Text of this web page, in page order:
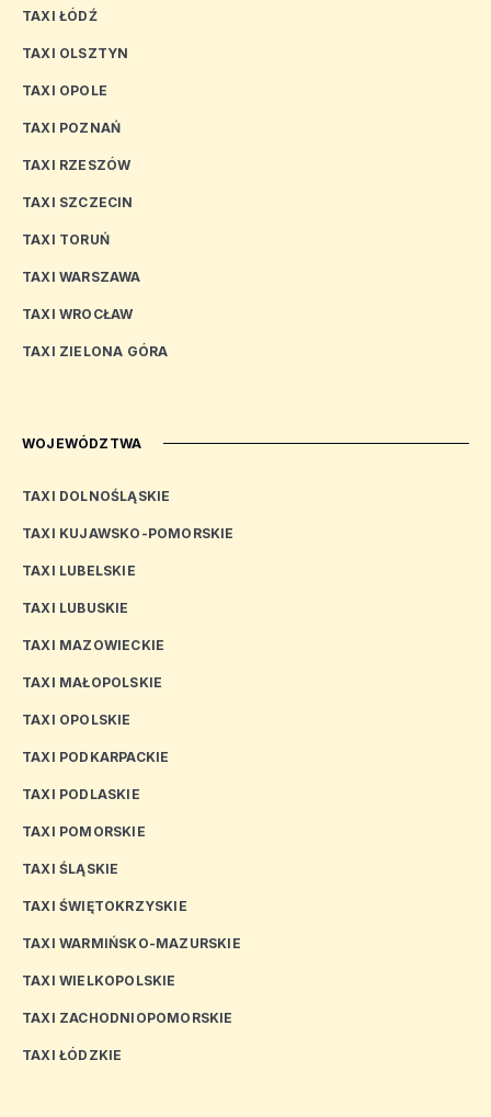
TAXI ŁÓDŹ
TAXI OLSZTYN
TAXI OPOLE
TAXI POZNAŃ
TAXI RZESZÓW
TAXI SZCZECIN
TAXI TORUŃ
TAXI WARSZAWA
TAXI WROCŁAW
TAXI ZIELONA GÓRA
WOJEWÓDZTWA
TAXI DOLNOŚLĄSKIE
TAXI KUJAWSKO-POMORSKIE
TAXI LUBELSKIE
TAXI LUBUSKIE
TAXI MAZOWIECKIE
TAXI MAŁOPOLSKIE
TAXI OPOLSKIE
TAXI PODKARPACKIE
TAXI PODLASKIE
TAXI POMORSKIE
TAXI ŚLĄSKIE
TAXI ŚWIĘTOKRZYSKIE
TAXI WARMIŃSKO-MAZURSKIE
TAXI WIELKOPOLSKIE
TAXI ZACHODNIOPOMORSKIE
TAXI ŁÓDZKIE